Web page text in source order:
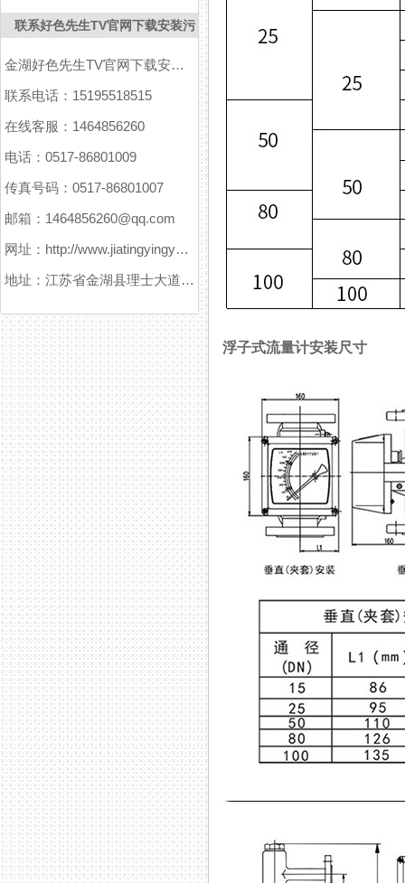
联系好色先生TV官网下载安装污
金湖好色先生TV官网下载安装污仪表有限公司
联系电话：15195518515
在线客服：1464856260
电话：0517-86801009
传真号码：0517-86801007
邮箱：1464856260@qq.com
网址：http://www.jiatingyingyuanxitong.com
地址：江苏省金湖县理士大道61号
浮子式流量计安装尺寸